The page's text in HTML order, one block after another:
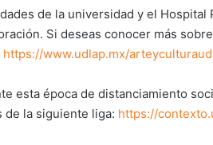
de la universidad y el
Si deseas conocer más
https://www.udlap.mx/
esta época de distanciamiento
de la siguiente liga: https://